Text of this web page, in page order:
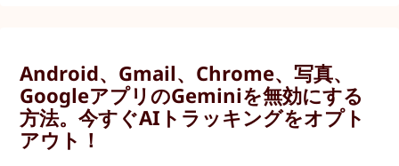
Android、Gmail、Chrome、写真、
GoogleアプリのGeminiを無効にする
方法。今すぐAIトラッキングをオプト
アウト！